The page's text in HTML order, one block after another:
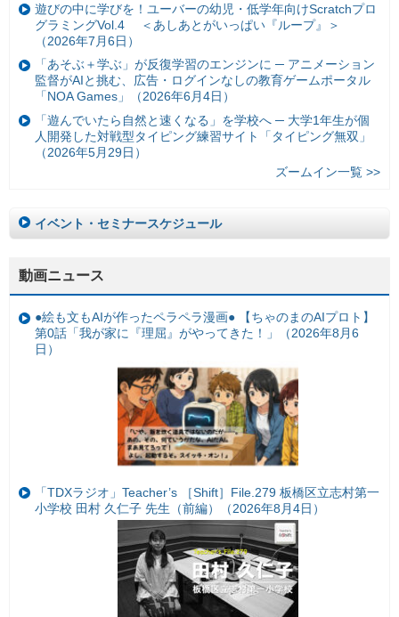
遊びの中に学びを！ユーバーの幼児・低学年向けScratchプロ
グラミングVol.4 ＜あしあとがいっぱい『ループ』＞
（2026年7月6日）
「あそぶ＋学ぶ」が反復学習のエンジンに ─ アニメーション
監督がAIと挑む、広告・ログインなしの教育ゲームポータル
「NOA Games」（2026年6月4日）
「遊んでいたら自然と速くなる」を学校へ ─ 大学1年生が個
人開発した対戦型タイピング練習サイト「タイピング無双」
（2026年5月29日）
ズームイン一覧 >>
イベント・セミナースケジュール
動画ニュース
●絵も文もAIが作ったペラペラ漫画● 【ちゃのまのAIプロト】
第0話「我が家に『理屈』がやってきた！」（2026年8月6
日）
「TDXラジオ」Teacher’s ［Shift］File.279 板橋区立志村第一
小学校 田村 久仁子 先生（前編）（2026年8月4日）